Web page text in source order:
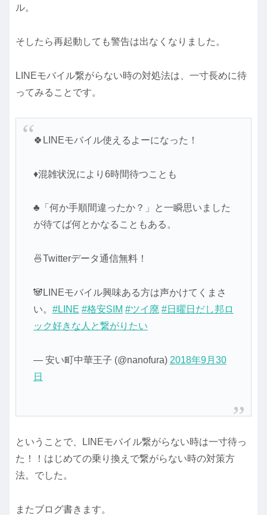
ル。
そしたら再起動しても警告は出なくなりました。
LINEモバイル繋がらない時の対処法は、一寸長めに待
ってみることです。
🍀LINEモバイル使えるよーになった！
♦混雑状況により6時間待つことも
♣「何か手順間違ったか？」と一瞬思いました
が待てば何とかなることもある。
🍜Twitterデータ通信無料！
🐼LINEモバイル興味ある方は声かけてくまさ
い。 #LINE #格安SIM #ツイ廃 #日曜日だし邦ロ
ック好きな人と繋がりたい
— 安い町中華王子 (@nanofura) 2018年9月30
日
ということで、LINEモバイル繋がらない時は一寸待っ
た！！はじめての乗り換えで繋がらない時の対策方
法。でした。
またブログ書きます。